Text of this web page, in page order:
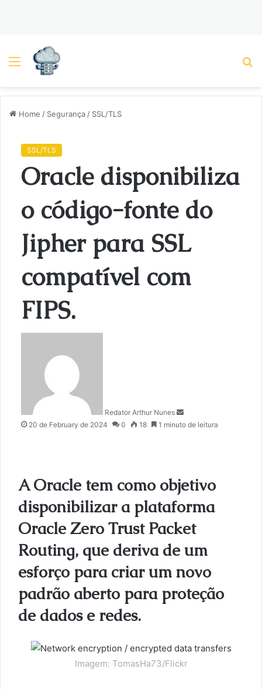
Menu
Home / Segurança / SSL/TLS
SSL/TLS
Oracle disponibiliza
o código-fonte do
Jipher para SSL
compatível com
FIPS.
Redator Arthur Nunes
m
20 de February de 2024 0 18 1 minuto de leitura
A Oracle tem como objetivo
disponibilizar a plataforma
Oracle Zero Trust Packet
Routing, que deriva de um
esforço para criar um novo
padrão aberto para proteção
de dados e redes.
Imagem: TomasHa73/Flickr